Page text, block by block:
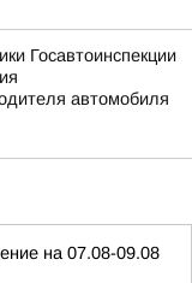
Госавтоинспекции
автомобиля
на 07.08-09.08